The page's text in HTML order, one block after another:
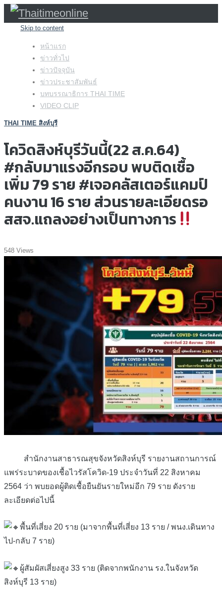
Skip to content
หน้าแรก
ข่าวทั่วไป
ข่าวปัจจุบัน
ข่าวประชาสัมพันธ์
บทบรรณาธิการ THAI TIME
VIDEO CLIP
THAI TIME สิงห์บุรี
โควิดสิงห์บุรีวันนี้(22 ส.ค.64)
#กลับมาแรงอีกรอบ พบติดเชื้อ
เพิ่ม 79 ราย #เจอคลัสเตอร์แคมป์
คนงาน 16 ราย ส่วนรายละเอียดรอ
สสจ.แถลงอย่างเป็นทางการ
548 Views
สำนักงานสาธารณสุขจังหวัดสิงห์บุรี รายงานสถานการณ์
แพร่ระบาดของเชื้อไวรัสโควิด-19 ประจำวันที่ 22 สิงหาคม
2564 ว่า พบยอดผู้ติดเชื้อยืนยันรายใหม่อีก 79 ราย ดังราย
ละเอียดต่อไปนี้
พื้นที่เสี่ยง 20 ราย (มาจากพื้นที่เสี่ยง 13 ราย / พนง.เดินทาง
ไป-กลับ 7 ราย)
ผู้สัมผัสเสี่ยงสูง 33 ราย (ติดจากพนักงาน รง.ในจังหวัด
สิงห์บุรี 13 ราย)